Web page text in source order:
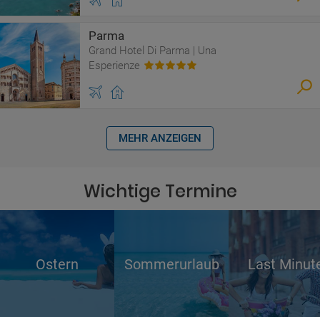
Parma
Grand Hotel Di Parma | Una
Esperienze
MEHR ANZEIGEN
Wichtige Termine
Ostern Sommerurlaub Last